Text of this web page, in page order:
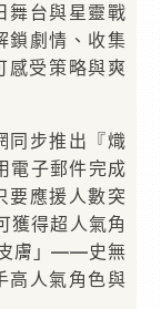
舞台與星靈戰
鎖劇情、收集
受策略與爽
同步推出『熾
電子郵件完成
要應援人數突
獲得超人氣角
膚」——史無
高人氣角色與